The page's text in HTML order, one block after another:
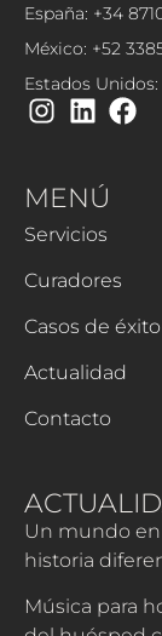
España: +34
México: +52
Estados Unidos:
MENÚ
Servicios
Curadores
Casos de éxito
Actualidad
Contacto
Un mundo
historia
Música para